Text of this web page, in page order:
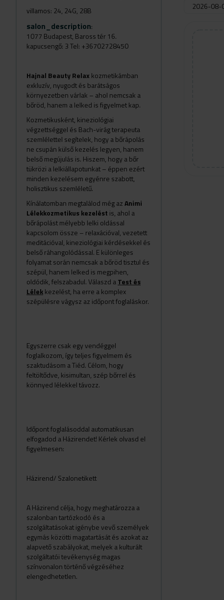
villamos: 24, 24G, 28B
salon_description:
1077 Budapest, Baross tér 16.
kapucsengő: 3 Tel: +36702728450
Hajnal Beauty Relax kozmetikámban
exkluzív, nyugodt és barátságos
környezetben várlak – ahol nemcsak a
bőröd, hanem a lelked is figyelmet kap.
Kozmetikusként, kineziológiai
végzettséggel és Bach-virág terapeuta
szemlélettel segítelek, hogy a bőrápolás
ne csupán külső kezelés legyen, hanem
belső megújulás is. Hiszem, hogy a bőr
tükrözi a lelkiállapotunkat – éppen ezért
minden kezelésem egyénre szabott,
holisztikus szemléletű.
Kínálatomban megtalálod még azAnimi
Lélekkozmetikus kezelést is, ahol a
bőrápolást mélyebb lelki oldással
kapcsolom össze – relaxációval, vezetett
meditációval, kineziológiai kérdésekkel és
belső ráhangolódással. E különleges
folyamat során nemcsak a bőröd tisztul és
szépül, hanem lelked is megpihen,
oldódik, felszabadul. Válaszd aTest és
Lélekkezelést, ha erre a komplex
szépülésre vágysz az időpont foglaláskor.
Egyszerre csak egy vendéggel
foglalkozom, így teljes figyelmem és
szaktudásom a Tiéd. Célom, hogy
feltöltődve, kisimultan, szép bőrrel és
könnyed lélekkel távozz.
Időpont foglalásoddal automatikusan
elfogadod a Házirendet! Kérlek olvasd el
figyelmesen:
Házirend/ Szalonetikett
A Házirend célja, hogy meghatározza a
szalonban tartózkodó és a
szolgáltatásokat igénybe vevő személyek
egymás közötti magatartását és azokat az
alapvető szabályokat, melyek a kulturált
szolgáltatói tevékenység magas
színvonalon történő végzéséhez
elengedhetetlen.